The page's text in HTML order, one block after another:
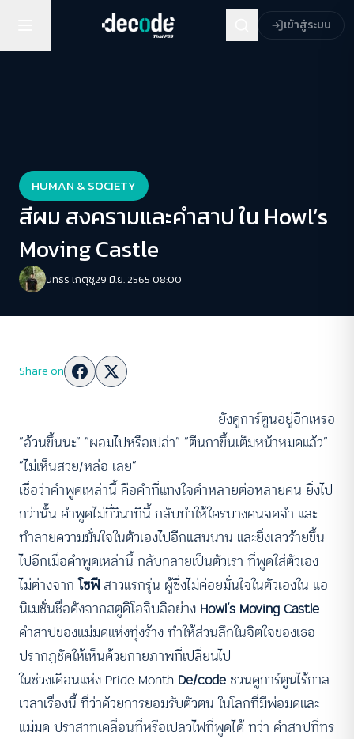
เข้าสู่ระบบ
HUMAN & SOCIETY
สีผม สงครามและคำสาป ใน Howl’s
Moving Castle
นทธร เกตุชู29 มิ.ย. 2565 08:00
Share on
ยังดูการ์ตูนอยู่อีกเหรอ
“อ้วนขึ้นนะ” “ผอมไปหรือเปล่า” “ตีนกาขึ้นเต็มหน้าหมดแล้ว”
“ไม่เห็นสวย/หล่อ เลย”
เชื่อว่าคำพูดเหล่านี้ คือคำที่แทงใจดำหลายต่อหลายคน ยิ่งไป
กว่านั้น คำพูดไม่กี่วินาทีนี้ กลับทำให้ใครบางคนจดจำ และ
ทำลายความมั่นใจในตัวเองไปอีกแสนนาน และยิ่งเลวร้ายขึ้น
ไปอีกเมื่อคำพูดเหล่านี้ กลับกลายเป็นตัวเรา ที่พูดใส่ตัวเอง
ไม่ต่างจากโซฟี สาวแรกรุ่น ผู้ซึ่งไม่ค่อยมั่นใจในตัวเองใน แอ
นิเมชั่นชื่อดังจากสตูดิโอจิบลิอย่าง Howl’s Moving Castle
คำสาปของแม่มดแห่งทุ่งร้าง ทำให้ส่วนลึกในจิตใจของเธอ
ปรากฎชัดให้เห็นด้วยกายภาพที่เปลี่ยนไป
ในช่วงเดือนแห่ง Pride Month De/code ชวนดูการ์ตูนไร้กาล
เวลาเรื่องนี้ ที่ว่าด้วยการยอมรับตัวตน ในโลกที่มีพ่อมดและ
แม่มด ปราสาทเคลื่อนที่หรือเปลวไฟที่พูดได้ ทว่า คำสาปที่ทร